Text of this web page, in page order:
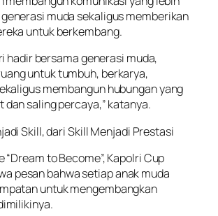
muda sekaligus memberikan
untuk berkembang.
hadir bersama generasi muda,
untuk tumbuh, berkarya,
membangun hubungan yang
dan saling percaya,” katanya.
Skill, dari Skill Menjadi Prestasi
to Become”, Kapolri Cup
pesan bahwa setiap anak muda
untuk mengembangkan